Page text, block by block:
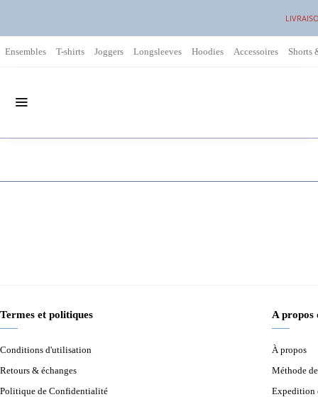
Ensembles T-shirts Joggers Longsleeves Hoodies Accessoires Shorts
Termes et politiques
Conditions d'utilisation
Retours & échanges
Politique de Confidentialité
A propos
À propos
Méthode
Expedition